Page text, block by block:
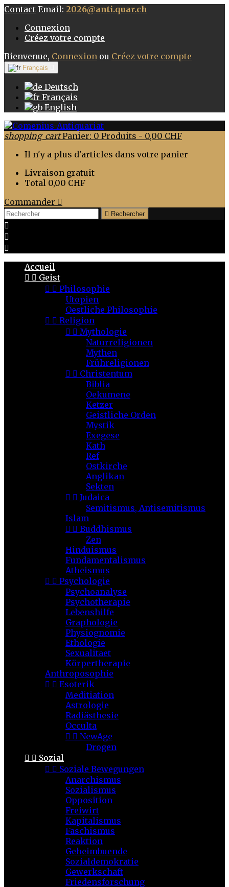
Contact Email: 2026@anti.quar.ch
Connexion
Créez votre compte
Bienvenue, Connexion ou Créez votre compte
Français
Deutsch
Français
English
shopping_cart Panier: 0 Produits - 0,00 CHF
Il n'y a plus d'articles dans votre panier
Livraison gratuit
Total 0,00 CHF
Commander 
 Rechercher



Accueil
  Geist
  Philosophie
Utopien
Oestliche Philosophie
  Religion
  Mythologie
Naturreligionen
Mythen
Frühreligionen
  Christentum
Biblia
Oekumene
Ketzer
Geistliche Orden
Mystik
Exegese
Kath
Ref
Ostkirche
Anglikan
Sekten
  Judaica
Semitismus, Antisemitismus
Islam
  Buddhismus
Zen
Hinduismus
Fundamentalismus
Atheismus
  Psychologie
Psychoanalyse
Psychotherapie
Lebenshilfe
Graphologie
Physiognomie
Ethologie
Sexualitaet
Körpertherapie
Anthroposophie
  Esoterik
Meditiation
Astrologie
Radiästhesie
Occulta
  NewAge
Drogen
  Sozial
  Soziale Bewegungen
Anarchismus
Sozialismus
Opposition
Freiwirt
Kapitalismus
Faschismus
Reaktion
Geheimbuende
Sozialdemokratie
Gewerkschaft
Friedensforschung